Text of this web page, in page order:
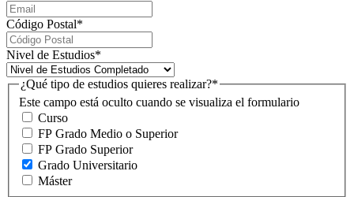
Código Postal*
Nivel de Estudios*
Este campo está oculto cuando se visualiza el formulario
¿Qué tipo de estudios quieres realizar?*
Curso
FP Grado Medio o Superior
FP Grado Superior
Grado Universitario
Máster